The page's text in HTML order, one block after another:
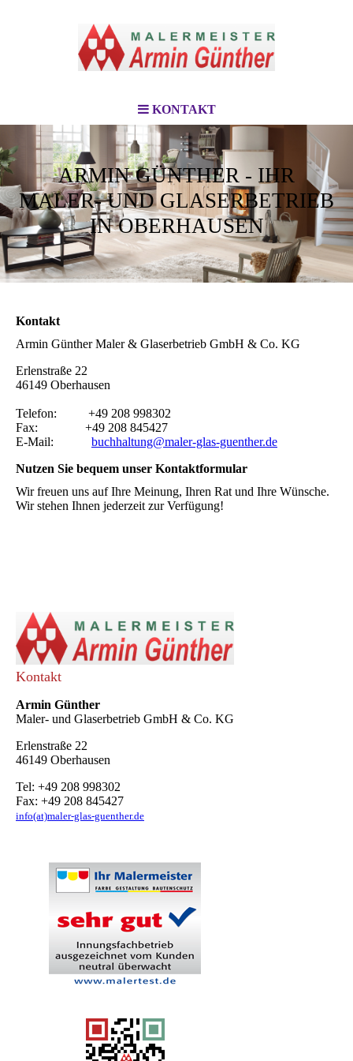
KONTAKT
ARMIN GÜNTHER - IHR
MALER- UND GLASERBETRIEB
IN OBERHAUSEN
Kontakt
Armin Günther Maler & Glaserbetrieb GmbH & Co. KG
Erlenstraße 22
46149 Oberhausen
Telefon: +49 208 998302
Fax: +49 208 845427
E-Mail: buchhaltung@maler-glas-guenther.de
Nutzen Sie bequem unser Kontaktformular
Wir freuen uns auf Ihre Meinung, Ihren Rat und Ihre Wünsche.
Wir stehen Ihnen jederzeit zur Verfügung!
Kontakt
Armin Günther
Maler- und Glaserbetrieb GmbH & Co. KG
Erlenstraße 22
46149 Oberhausen
Tel: +49 208 998302
Fax: +49 208 845427
info(at)maler-glas-guenther.de